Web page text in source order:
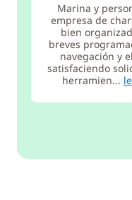
Marina y
empresa de
bien
breves
navegación y
satisfaciendo
herramien...